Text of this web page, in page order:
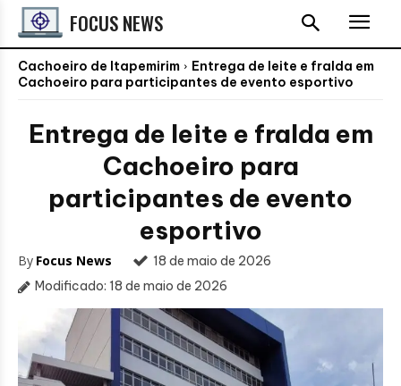
FOCUS NEWS
Cachoeiro de Itapemirim
Entrega de leite e fralda em
Cachoeiro para participantes de evento esportivo
Entrega de leite e fralda em
Cachoeiro para
participantes de evento
esportivo
By Focus News
18 de maio de 2026
Modificado: 18 de maio de 2026